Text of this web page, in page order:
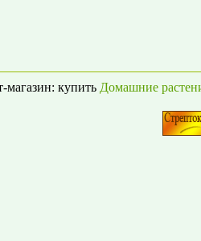
магазин: купить Домашние